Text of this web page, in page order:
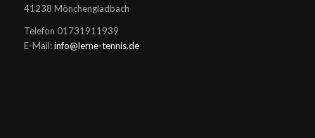
41238 Mönchengladbach
Telefon 01731911939
E-Mail:info@lerne-tennis.de